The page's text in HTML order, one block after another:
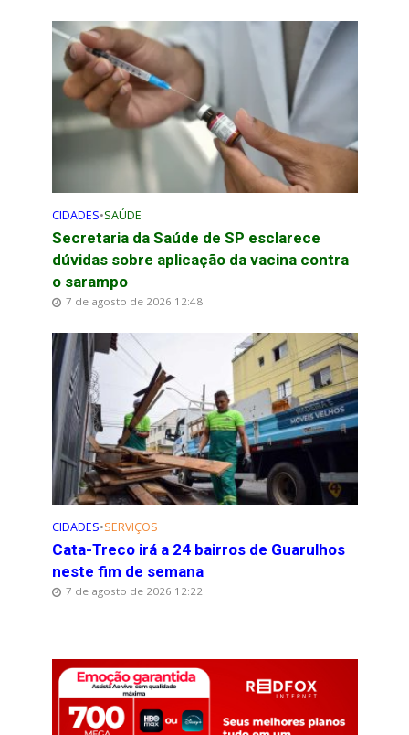
CIDADES•SAÚDE
Secretaria da Saúde de SP esclarece
dúvidas sobre aplicação da vacina contra
o sarampo
7 de agosto de 2026 12:48
CIDADES•SERVIÇOS
Cata-Treco irá a 24 bairros de Guarulhos
neste fim de semana
7 de agosto de 2026 12:22